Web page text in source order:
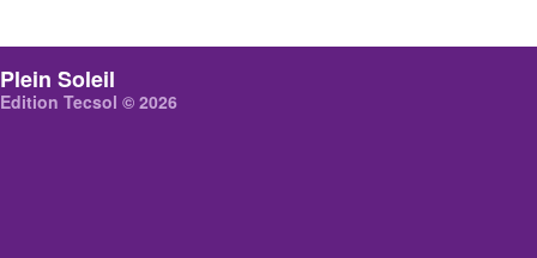
Plein Soleil
Edition Tecsol © 2026